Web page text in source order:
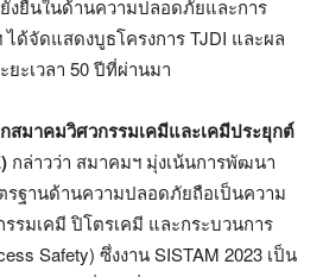
งยืนในด้านความปลอดภัยและการ
ด้จัดแสดงบูธโครงการ TJDI และผล
ะเวลา 50 ปีที่ผ่านมา
สมาคมวิศวกรรมเคมีและเคมีประยุกต์
กล่าวว่า สมาคมฯ มุ่งเน้นการพัฒนา
รฐานด้านความปลอดภัยถือเป็นความ
รมเคมี ปิโตรเคมี และกระบวนการ
Safety) ซึ่งงาน SISTAM 2023 เป็น